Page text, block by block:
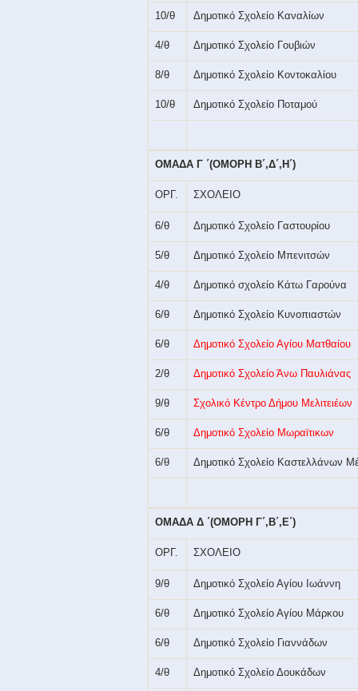
10/θ Δημοτικό Σχολείο Καναλίων
4/θ Δημοτικό Σχολείο Γουβιών
8/θ Δημοτικό Σχολείο Κοντοκαλίου
10/θ Δημοτικό Σχολείο Ποταμού
ΟΜΑΔΑ Γ ΄(ΟΜΟΡΗ Β΄,Δ΄,Η΄)
ΟΡΓ. ΣΧΟΛΕΙΟ
6/θ Δημοτικό Σχολείο Γαστουρίου
5/θ Δημοτικό Σχολείο Μπενιτσών
4/θ Δημοτικό σχολείο Κάτω Γαρούνα
6/θ Δημοτικό Σχολείο Κυνοπιαστών
6/θ Δημοτικό Σχολείο Αγίου Ματθαίου
2/θ Δημοτικό Σχολείο Άνω Παυλιάνας
9/θ Σχολικό Κέντρο Δήμου Μελιτειέων
6/θ Δημοτικό Σχολείο Μωραϊτικων
6/θ Δημοτικό Σχολείο Καστελλάνων
ΟΜΑΔΑ Δ ΄(ΟΜΟΡΗ Γ΄,Β΄,Ε΄)
ΟΡΓ. ΣΧΟΛΕΙΟ
9/θ Δημοτικό Σχολείο Αγίου Ιωάννη
6/θ Δημοτικό Σχολείο Αγίου Μάρκου
6/θ Δημοτικό Σχολείο Γιαννάδων
4/θ Δημοτικό Σχολείο Δουκάδων